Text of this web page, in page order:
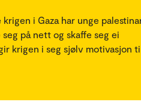
i Gaza har unge
på nett og skaffe seg ei
krigen i seg sjølv motivasjon